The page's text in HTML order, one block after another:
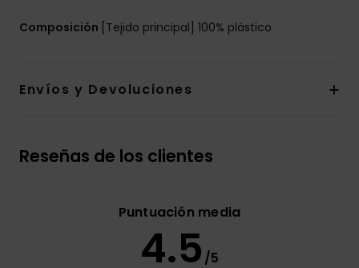
Composición [Tejido principal] 100% plástico
Envíos y Devoluciones
Reseñas de los clientes
Puntuación media
4.5 /5